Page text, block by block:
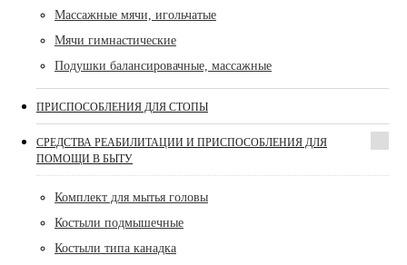
Массажные мячи, игольчатые
Мячи гимнастические
Подушки балансировачные, массажные
ПРИСПОСОБЛЕНИЯ ДЛЯ СТОПЫ
СРЕДСТВА РЕАБИЛИТАЦИИ И ПРИСПОСОБЛЕНИЯ ДЛЯ
ПОМОЩИ В БЫТУ
Комплект для мытья головы
Костыли подмышечные
Костыли типа канадка